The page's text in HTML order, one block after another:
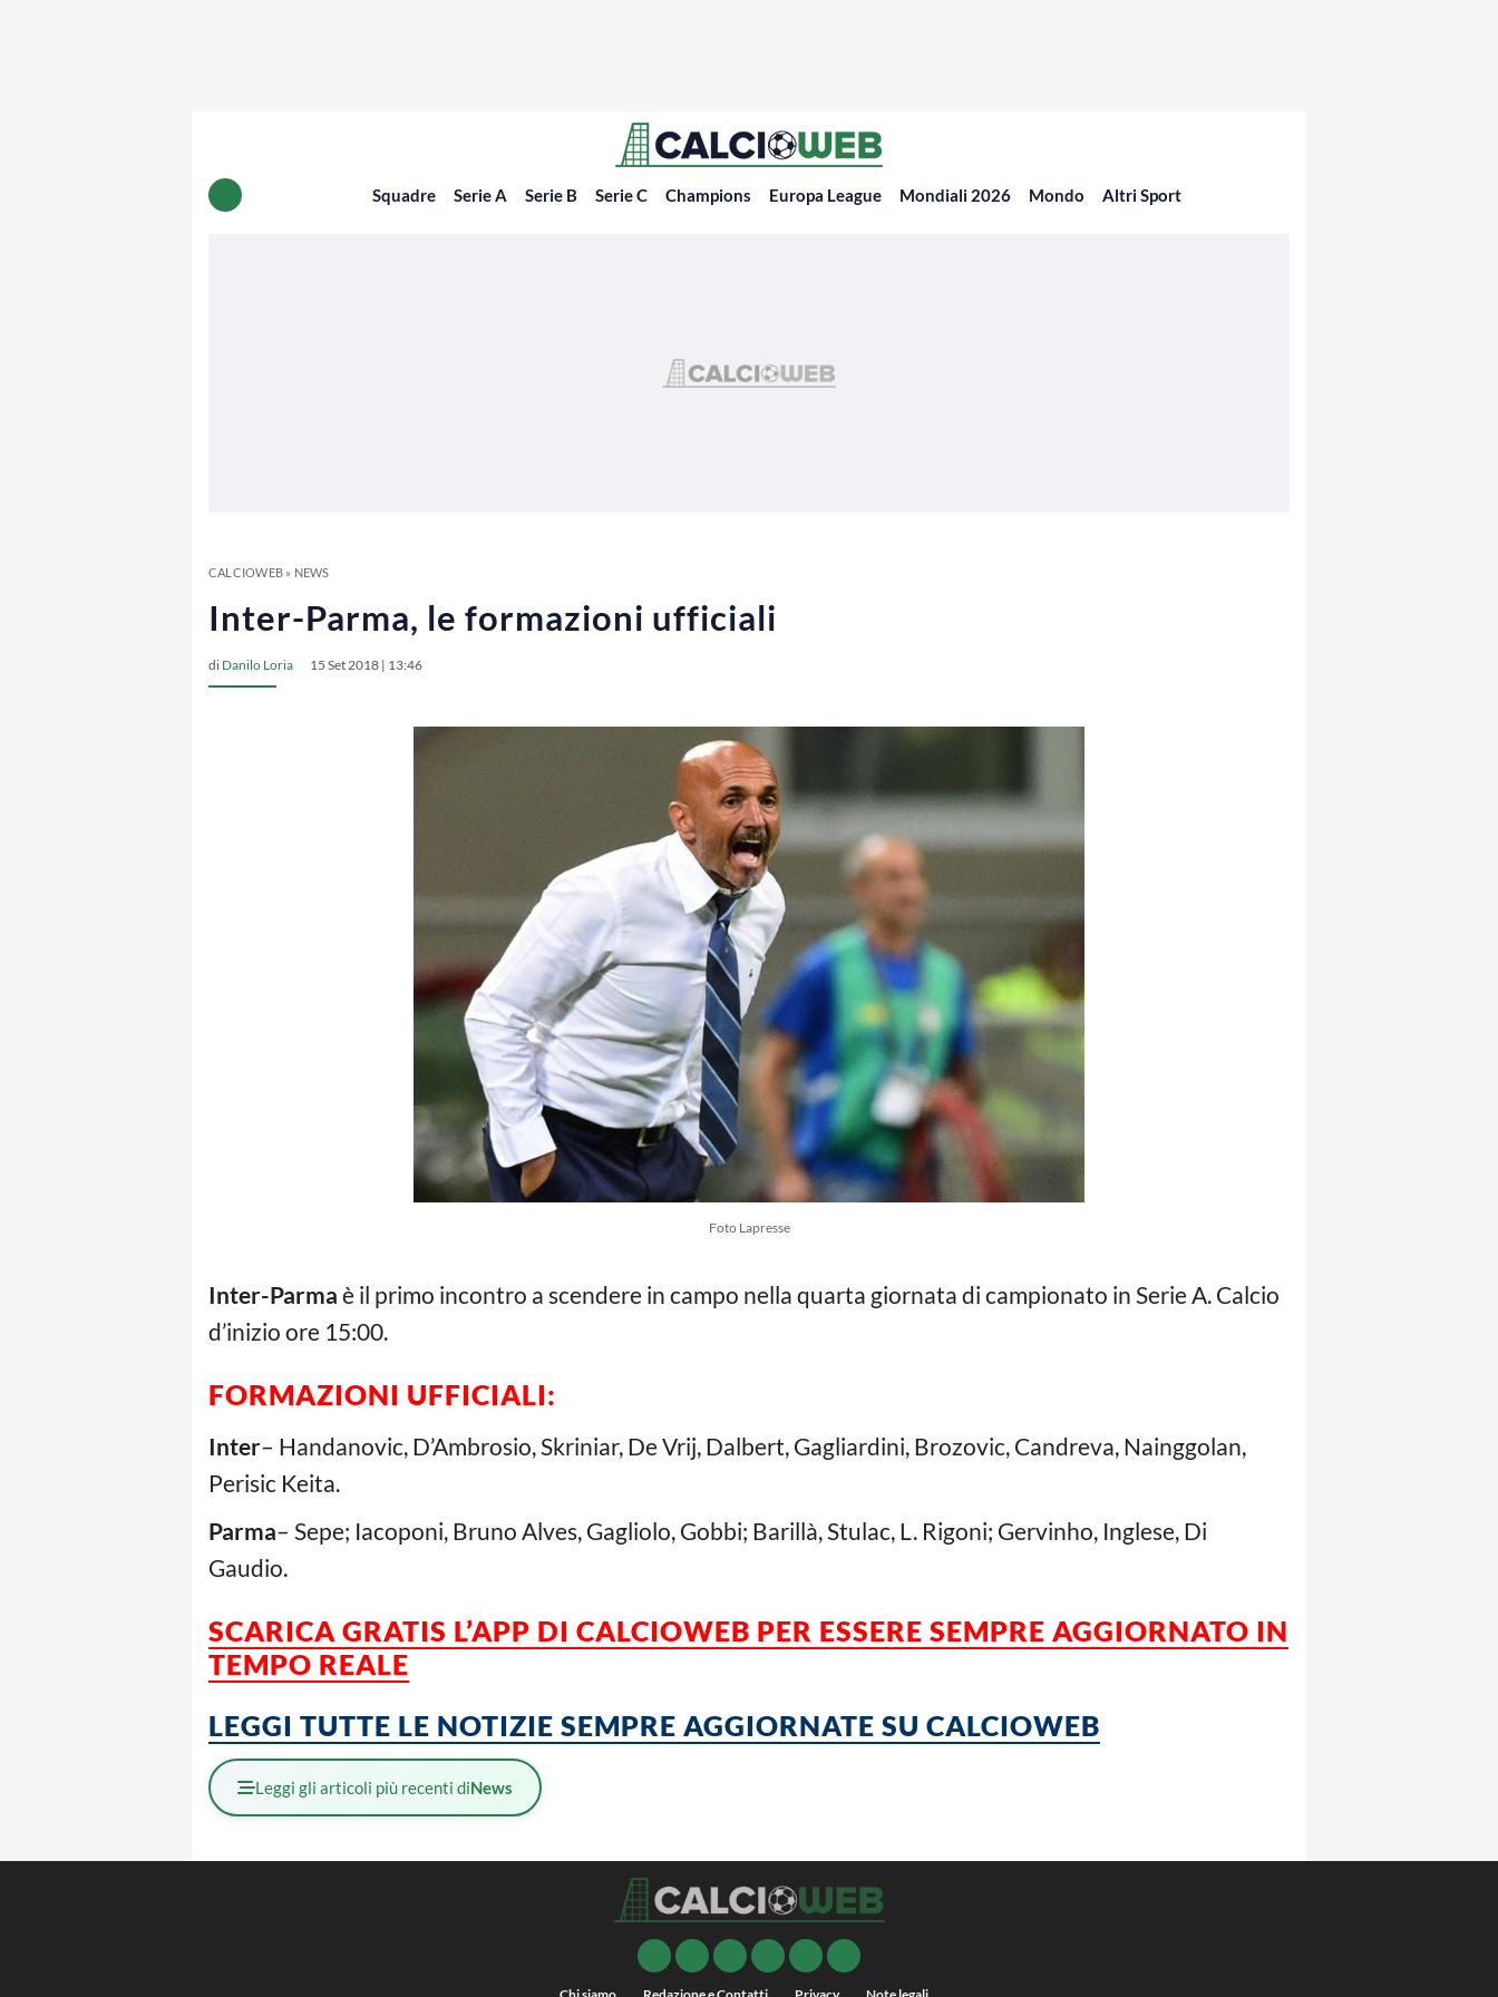
Squadre Serie A Serie B Serie C Champions Europa League Mondiali 2026 Mondo Altri Sport
CALCIOWEB» NEWS
Inter-Parma, le formazioni ufficiali
di Danilo Loria 15 Set 2018 | 13:46
Foto Lapresse
Inter-Parma è il primo incontro a scendere in campo nella quarta giornata di campionato in Serie A. Calcio
d’inizio ore 15:00.
FORMAZIONI UFFICIALI:
Inter– Handanovic, D’Ambrosio, Skriniar, De Vrij, Dalbert, Gagliardini, Brozovic, Candreva, Nainggolan,
Perisic Keita.
Parma– Sepe; Iacoponi, Bruno Alves, Gagliolo, Gobbi; Barillà, Stulac, L. Rigoni; Gervinho, Inglese, Di
Gaudio.
SCARICA GRATIS L’APP DI CALCIOWEB PER ESSERE SEMPRE AGGIORNATO IN
TEMPO REALE
LEGGI TUTTE LE NOTIZIE SEMPRE AGGIORNATE SU CALCIOWEB
Leggi gli articoli più recenti diNews